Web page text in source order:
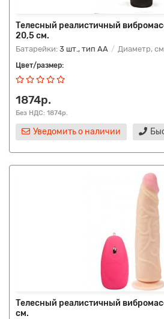
Телесный реалистичный
20,5 см.
Батарейки: 3 шт., тип AA Диаметр,
Цвет/размер:
1874р.
Без НДС: 1874р.
Уведомить о наличии
Телесный реалистичный
см.